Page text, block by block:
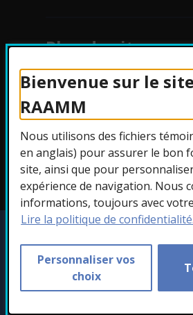
Bienvenue sur le
RAAMM
Nous utilisons des fichiers
en anglais) pour assurer le bon
site, ainsi que pour
expérience de navigation. Nous
informations, toujours avec
Lire la politique de confidentialité.
Personnaliser vos
choix
Plan du site
Protection des
renseignements
Accessibilité
réservés.
Personnaliser les
Conception :